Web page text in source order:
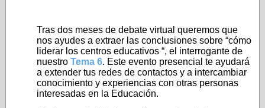
Tras dos meses de debate virtual queremos que
nos ayudes a extraer las conclusiones sobre “cómo
liderar los centros educativos “, el interrogante de
nuestro Tema 6. Este evento presencial te ayudará
a extender tus redes de contactos y a intercambiar
conocimiento y experiencias con otras personas
interesadas en la Educación.